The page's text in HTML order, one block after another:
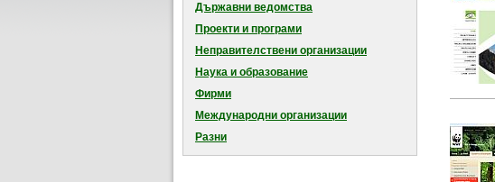
Държавни ведомства
Проекти и програми
Неправителствени организации
Наука и образование
Фирми
Международни организации
Разни